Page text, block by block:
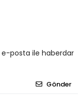
posta ile haberdar
Gönder